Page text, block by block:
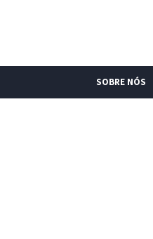
SOBRE NÓS